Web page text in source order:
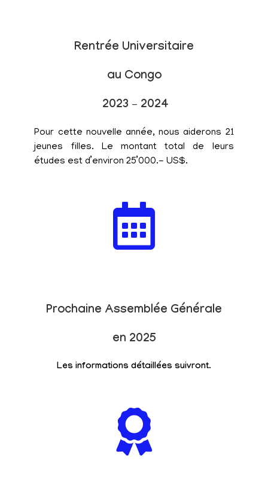
Rentrée Universitaire
au Congo
2023 – 2024
Pour cette nouvelle année, nous aiderons 21
jeunes filles. Le montant total de leurs
études est d’environ 25’000.- US$.
Prochaine Assemblée Générale
en 2025
Les informations détaillées suivront.